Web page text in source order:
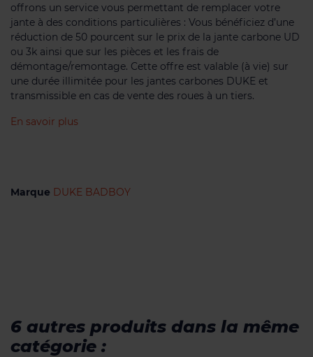
offrons un service vous permettant de remplacer votre
jante à des conditions particulières : Vous bénéficiez d’une
réduction de 50 pourcent sur le prix de la jante carbone UD
ou 3k ainsi que sur les pièces et les frais de
démontage/remontage. Cette offre est valable (à vie) sur
une durée illimitée pour les jantes carbones DUKE et
transmissible en cas de vente des roues à un tiers.
En savoir plus
Marque DUKE BADBOY
6 autres produits dans la même
catégorie :